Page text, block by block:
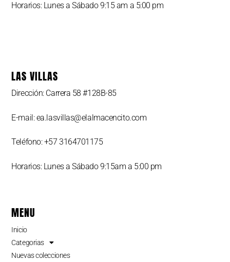
Horarios: Lunes a Sábado 9:15 am a 5:00 pm
LAS VILLAS
Dirección: Carrera 58 #128B-85
E-mail: ea.lasvillas@elalmacencito.com
Teléfono: +57 3164701175
Horarios: Lunes a Sábado 9:15am a 5:00 pm
MENU
Inicio
Categorias
Nuevas colecciones